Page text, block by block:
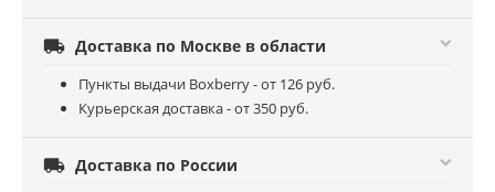
 Доставка по Москве в области
Пункты выдачи Boxberry - от 126 руб.
Курьерская доставка - от 350 руб.
 Доставка по России